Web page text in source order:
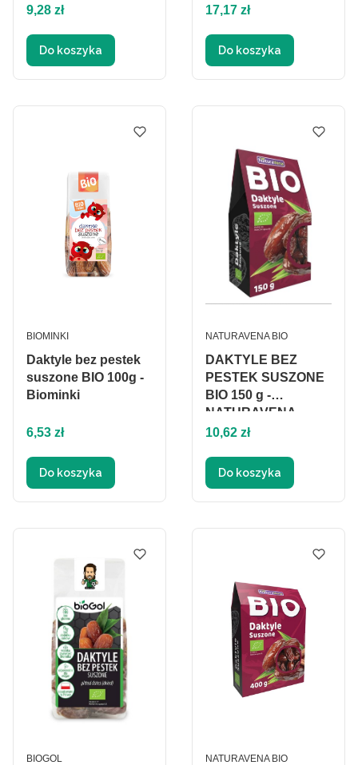
Cena
9,28 zł
Do koszyka
Cena
17,17 zł
Do koszyka
Daktyle bez pestek
suszone BIO 100g -
Biominki
PRODUCENT
BIOMINKI
Cena
6,53 zł
Do koszyka
DAKTYLE BEZ
PESTEK SUSZONE
BIO 150 g -
NATURAVENA
PRODUCENT
NATURAVENA BIO
Cena
10,62 zł
Do koszyka
PRODUCENT
BIOGOL PRODUCENT
NATURAVENA BIO